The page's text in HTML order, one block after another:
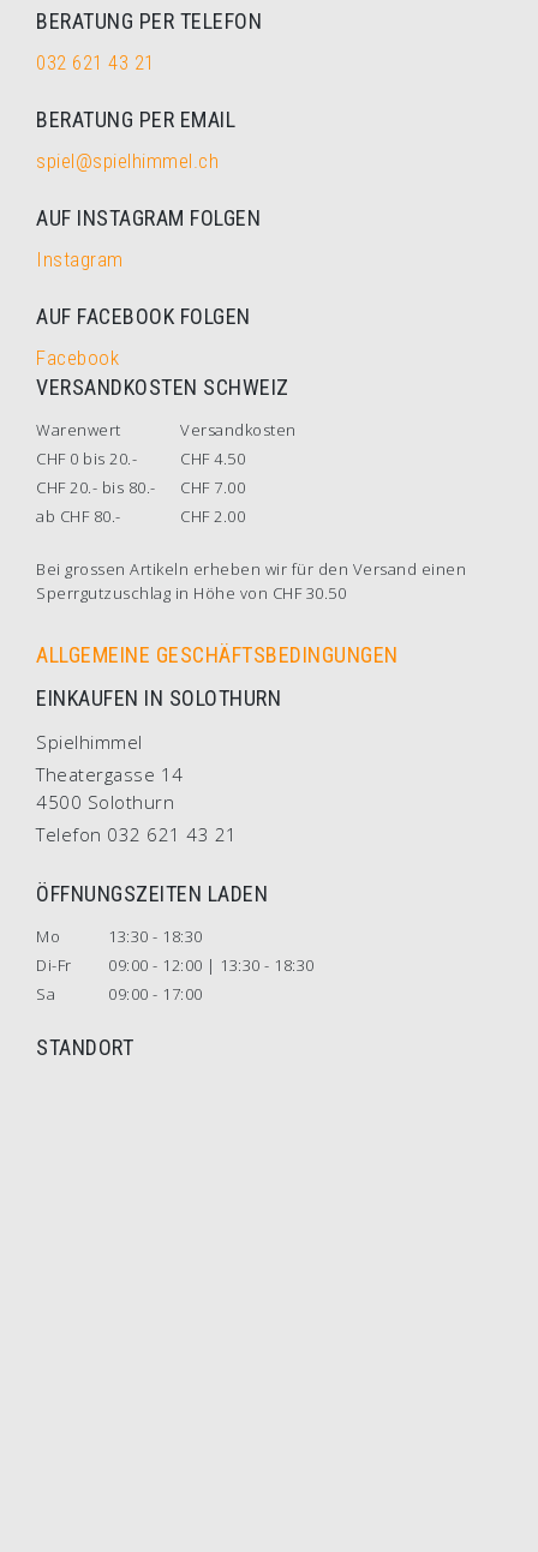
BERATUNG PER TELEFON
032 621 43 21
BERATUNG PER EMAIL
spiel@spielhimmel.ch
AUF INSTAGRAM FOLGEN
Instagram
AUF FACEBOOK FOLGEN
Facebook
VERSANDKOSTEN SCHWEIZ
Warenwert
Versandkosten
CHF 0 bis 20.-
CHF 4.50
CHF 20.- bis 80.-
CHF 7.00
ab CHF 80.-
CHF 2.00
Bei grossen Artikeln erheben wir für den Versand einen
Sperrgutzuschlag in Höhe von CHF 30.50
ALLGEMEINE GESCHÄFTSBEDINGUNGEN
EINKAUFEN IN SOLOTHURN
Spielhimmel
Theatergasse 14
4500 Solothurn
Telefon 032 621 43 21
ÖFFNUNGSZEITEN LADEN
Mo
13:30 - 18:30
Di-Fr
09:00 - 12:00 | 13:30 - 18:30
Sa
09:00 - 17:00
STANDORT